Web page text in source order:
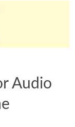
Audio